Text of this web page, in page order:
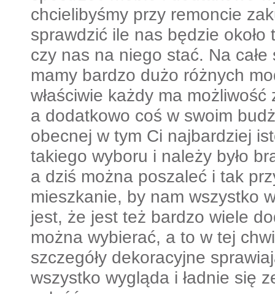
chcielibyśmy przy remoncie
sprawdzić ile nas będzie około
czy nas na niego stać. Na
mamy bardzo dużo różnych
właściwie każdy ma
a dodatkowo coś w swoim
obecnej w tym Ci najbardziej
takiego wyboru i należy było
a dziś można poszaleć i tak
mieszkanie, by nam wszystko
jest, że jest też bardzo wiele
można wybierać, a to w tej
szczegóły dekoracyjne
wszystko wygląda i ładnie się